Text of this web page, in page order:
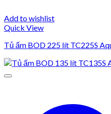
Add to wishlist
Quick View
Tủ ấm BOD 225 lít TC225S